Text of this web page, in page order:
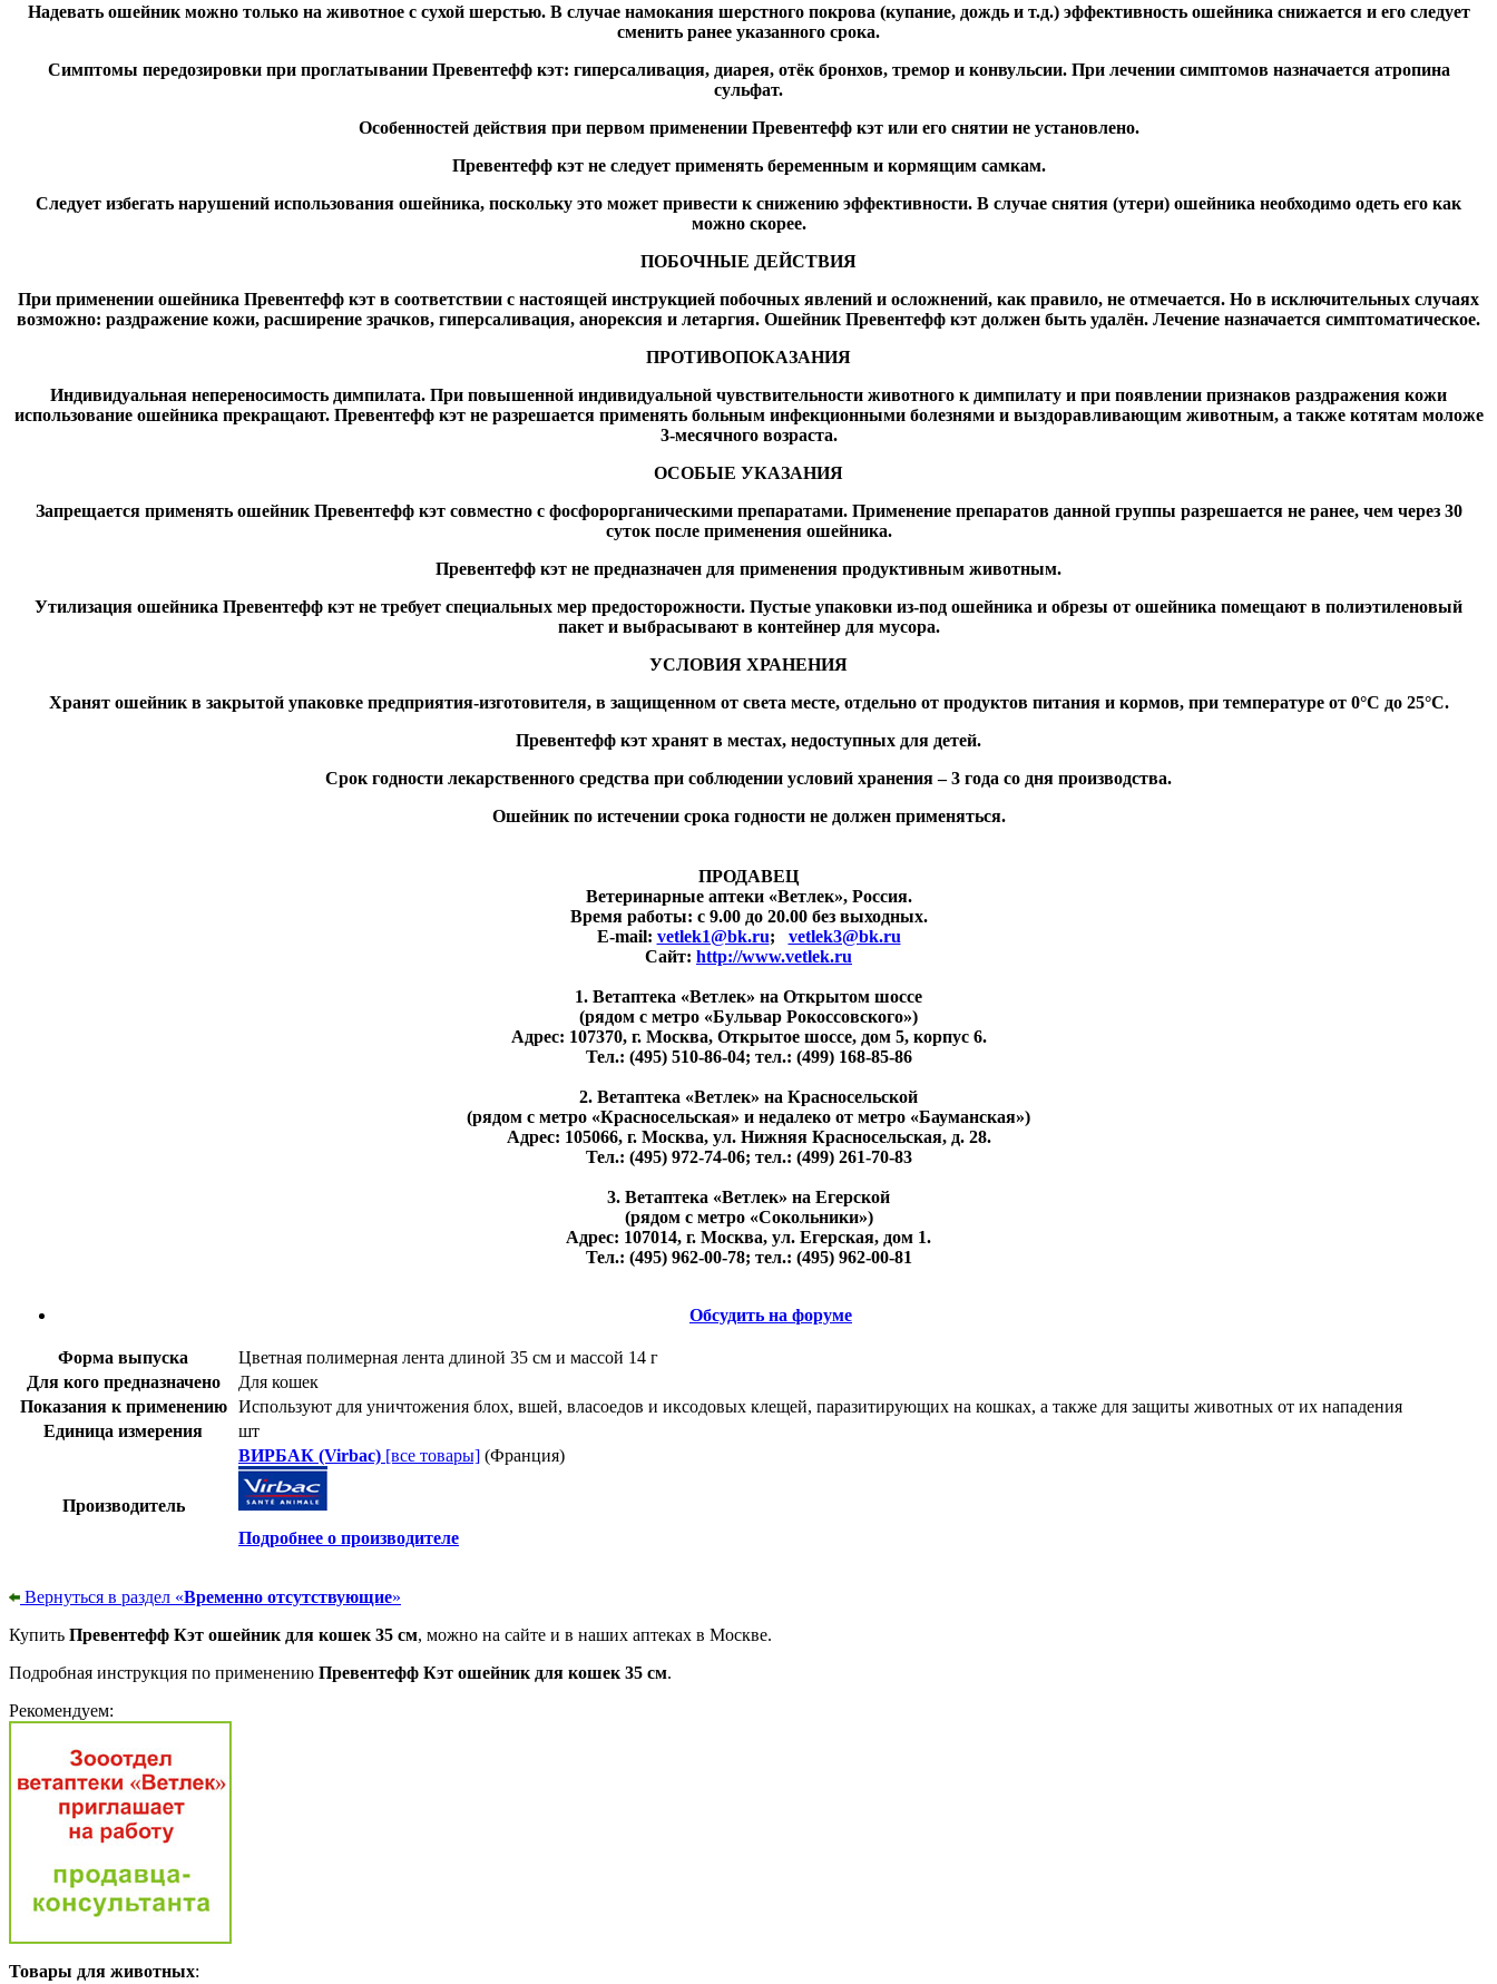
Надевать ошейник можно только на животное с сухой шерстью. В случае намокания шерстного покрова (купание, дождь и т.д.) эффективность ошейника снижается и его следует
сменить ранее указанного срока.
Симптомы передозировки при проглатывании Превентефф кэт: гиперсаливация, диарея, отёк бронхов, тремор и конвульсии. При лечении симптомов назначается атропина
сульфат.
Особенностей действия при первом применении Превентефф кэт или его снятии не установлено.
Превентефф кэт не следует применять беременным и кормящим самкам.
Следует избегать нарушений использования ошейника, поскольку это может привести к снижению эффективности. В случае снятия (утери) ошейника необходимо одеть его как
можно скорее.
ПОБОЧНЫЕ ДЕЙСТВИЯ
При применении ошейника Превентефф кэт в соответствии с настоящей инструкцией побочных явлений и осложнений, как правило, не отмечается. Но в исключительных случаях
возможно: раздражение кожи, расширение зрачков, гиперсаливация, анорексия и летаргия. Ошейник Превентефф кэт должен быть удалён. Лечение назначается симптоматическое.
ПРОТИВОПОКАЗАНИЯ
Индивидуальная непереносимость димпилата. При повышенной индивидуальной чувствительности животного к димпилату и при появлении признаков раздражения кожи
использование ошейника прекращают. Превентефф кэт не разрешается применять больным инфекционными болезнями и выздоравливающим животным, а также котятам моложе
3-месячного возраста.
ОСОБЫЕ УКАЗАНИЯ
Запрещается применять ошейник Превентефф кэт совместно с фосфорорганическими препаратами. Применение препаратов данной группы разрешается не ранее, чем через 30
суток после применения ошейника.
Превентефф кэт не предназначен для применения продуктивным животным.
Утилизация ошейника Превентефф кэт не требует специальных мер предосторожности. Пустые упаковки из-под ошейника и обрезы от ошейника помещают в полиэтиленовый
пакет и выбрасывают в контейнер для мусора.
УСЛОВИЯ ХРАНЕНИЯ
Хранят ошейник в закрытой упаковке предприятия-изготовителя, в защищенном от света месте, отдельно от продуктов питания и кормов, при температуре от 0°С до 25°С.
Превентефф кэт хранят в местах, недоступных для детей.
Срок годности лекарственного средства при соблюдении условий хранения – 3 года со дня производства.
Ошейник по истечении срока годности не должен применяться.
ПРОДАВЕЦ
Ветеринарные аптеки «Ветлек», Россия.
Время работы: с 9.00 до 20.00 без выходных.
E-mail: vetlek1@bk.ru; vetlek3@bk.ru
Сайт: http://www.vetlek.ru
1. Ветаптека «Ветлек» на Открытом шоссе
(рядом с метро «Бульвар Рокоссовского»)
Адрес: 107370, г. Москва, Открытое шоссе, дом 5, корпус 6.
Тел.: (495) 510-86-04; тел.: (499) 168-85-86
2. Ветаптека «Ветлек» на Красносельской
(рядом с метро «Красносельская» и недалеко от метро «Бауманская»)
Адрес: 105066, г. Москва, ул. Нижняя Красносельская, д. 28.
Тел.: (495) 972-74-06; тел.: (499) 261-70-83
3. Ветаптека «Ветлек» на Егерской
(рядом с метро «Сокольники»)
Адрес: 107014, г. Москва, ул. Егерская, дом 1.
Тел.: (495) 962-00-78; тел.: (495) 962-00-81
Обсудить на форуме
Форма выпуска
Цветная полимерная лента длиной 35 см и массой 14 г
Для кого предназначено
Для кошек
Показания к применению
Используют для уничтожения блох, вшей, власоедов и иксодовых клещей, паразитирующих на кошках, а также для защиты животных от их нападения
Единица измерения
шт
Производитель
ВИРБАК (Virbac) [все товары] (Франция)
Подробнее о производителе
Вернуться в раздел «Временно отсутствующие»
Купить Превентефф Кэт ошейник для кошек 35 см, можно на сайте и в наших аптеках в Москве.
Подробная инструкция по применению Превентефф Кэт ошейник для кошек 35 см.
Рекомендуем:
Товары для животных: